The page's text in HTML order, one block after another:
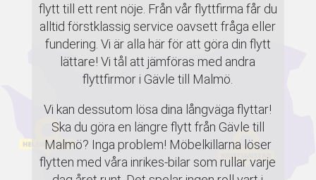
flytt till ett rent nöje. Från vår flyttfirma får du
alltid förstklassig service oavsett fråga eller
fundering. Vi är alla här för att göra din flytt
lättare! Vi tål att jämföras med andra
flyttfirmor i Gävle till Malmö.
Vi kan dessutom lösa dina långväga flyttar!
Ska du göra en längre flytt från Gävle till
Malmö? Inga problem! Möbelkillarna löser
flytten med våra inrikes-bilar som rullar varje